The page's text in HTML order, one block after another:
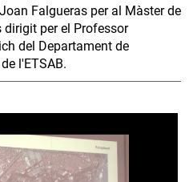
Falgueras per al Màster de
per el Professor
del Departament de
l'ETSAB.